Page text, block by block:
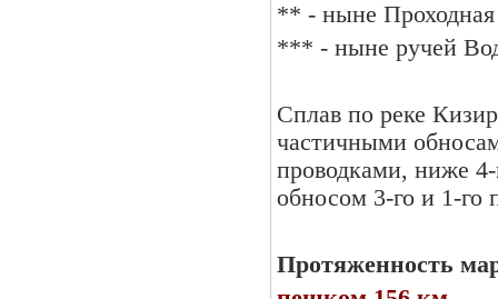
** - ныне
*** - ныне ручей
Сплав по реке
частичными
проводками, ниже
обносом 3-го и 1-го
Протяженность